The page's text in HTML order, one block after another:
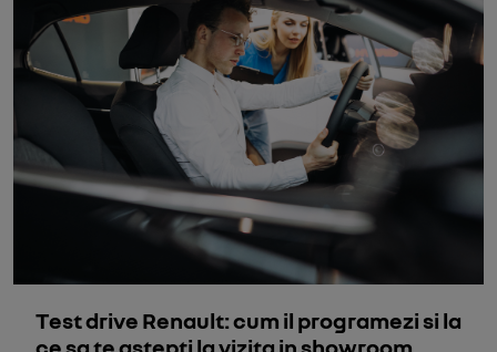
Test drive Renault: cum il programezi si la
ce sa te astepti la vizita in showroom